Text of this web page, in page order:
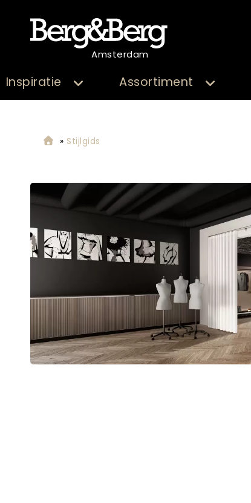
Amsterdam
Inspiratie Assortiment
» Stijlgids